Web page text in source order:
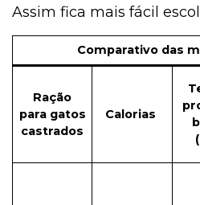
Assim fica mais fácil
Comparativo das
Ração
para gatos
castrados
Calorias